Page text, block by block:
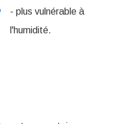
- plus vulnérable à
l'humidité.